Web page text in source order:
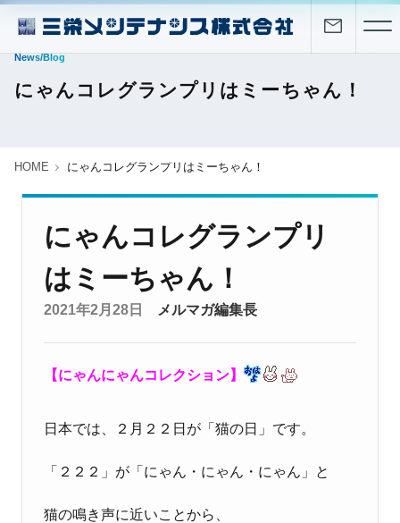
News/Blog
にゃんコレグランプリはミーちゃん！
HOME にゃんコレグランプリはミーちゃん！
にゃんコレグランプリ
はミーちゃん！
2021年2月28日 メルマガ編集長
【にゃんにゃんコレクション】
日本では、２月２２日が「猫の日」です。
「２２２」が「にゃん・にゃん・にゃん」と
猫の鳴き声に近いことから、